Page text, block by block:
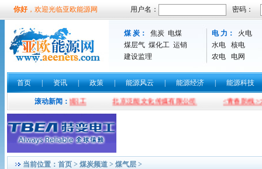
你好，欢迎光临亚欧能源网 用户名： 密码：
煤 炭： 焦炭 电煤
煤层气 煤化工 运销
建设监理
电 力：
火电
水电
核电
农电
电网
首页 | 资讯 | 政策 | 能源风云 | 能源经济 | 能源科技
滚动新闻：
并现场题词勉励职工 北京泛能文化传媒有限公司 <青春防线>大
当前位置： 首页 > 煤炭频道 > 煤气层 >